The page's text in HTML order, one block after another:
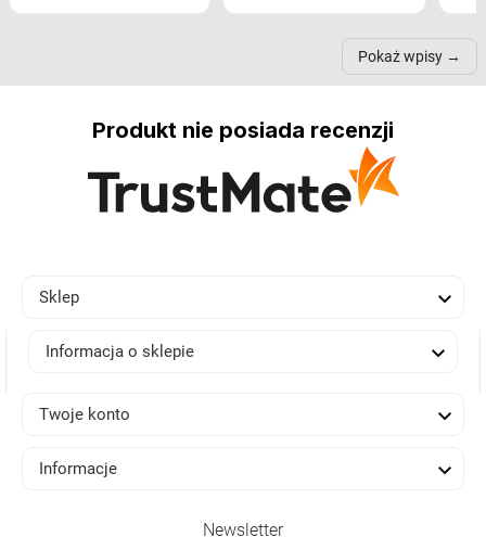
nich może przydać się w
Pokaż wpisy
Produkt nie posiada recenzji
Sklep 
Informacja o sklepie 
Twoje konto 
Informacje 
Newsletter